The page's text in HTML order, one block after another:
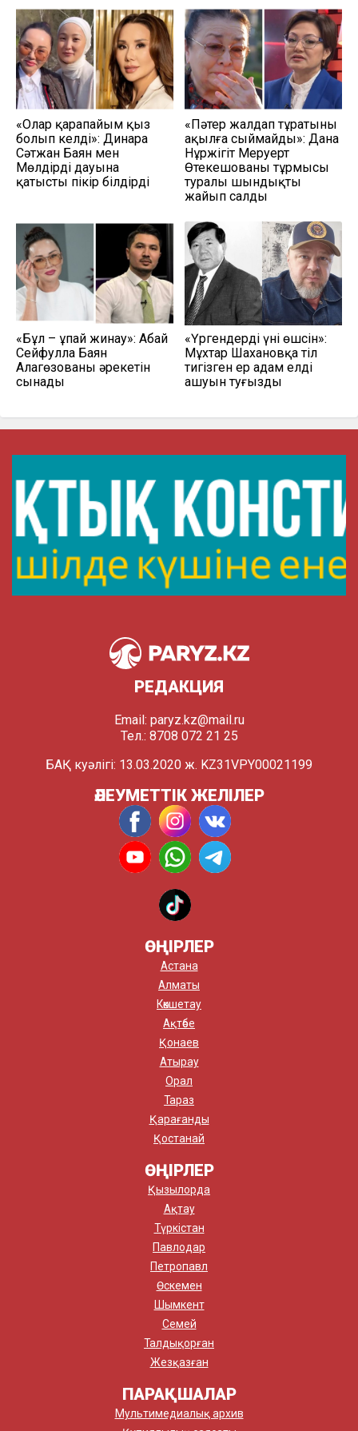
«Олар қарапайым қыз
болып келді»: Динара
Сәтжан Баян мен
Мөлдірдің дауына
қатысты пікір білдірді
«Пәтер жалдап тұратыны
ақылға сыймайды»: Дана
Нұржігіт Меруерт
Өтекешованың тұрмысы
туралы шындықты
жайып салды
«Бұл – ұпай жинау»: Абай
Сейфулла Баян
Алагөзованың әрекетін
сынады
«Үргендердің үні өшсін»:
Мұхтар Шахановқа тіл
тигізген ер адам елдің
ашуын туғызды
РЕДАКЦИЯ
Email: paryz.kz@mail.ru
Тел.: 8708 072 21 25
БАҚ куәлігі: 13.03.2020 ж. KZ31VPY00021199
ӘЛЕУМЕТТІК ЖЕЛІЛЕР
ӨҢІРЛЕР
Астана
Алматы
Көкшетау
Ақтөбе
Қонаев
Атырау
Орал
Тараз
Қарағанды
Қостанай
ӨҢІРЛЕР
Қызылорда
Ақтау
Түркістан
Павлодар
Петропавл
Өскемен
Шымкент
Семей
Талдықорған
Жезқазған
ПАРАҚШАЛАР
Мультимедиалық архив